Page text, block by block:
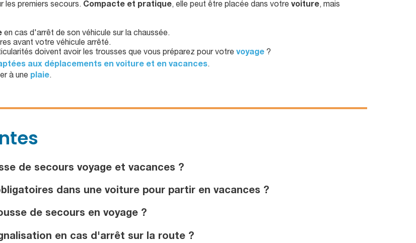
les premiers secours. Compacte et pratique, elle peut être placée dans votre voiture, mais
en cas d'arrêt de son véhicule sur la chaussée.
avant votre véhicule arrêté.
doivent avoir les trousses que vous préparez pour votre voyage ?
aux déplacements en voiture et en vacances.
à une plaie.
de secours voyage et vacances ?
dans une voiture pour partir en vacances ?
de secours en voyage ?
en cas d'arrêt sur la route ?